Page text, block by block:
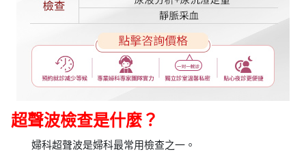
超聲波檢查是什麼？
婦科超聲波是婦科最常用檢查之一。